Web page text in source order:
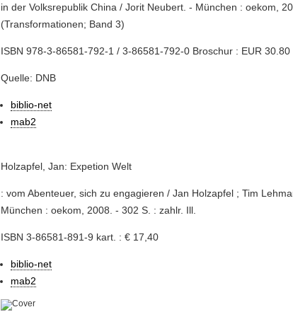
in der Volksrepublik China / Jorit Neubert. - München : oekom,
(Transformationen; Band 3)
ISBN 978-3-86581-792-1 / 3-86581-792-0 Broschur : EUR 30.80
Quelle: DNB
biblio-net
mab2
Holzapfel, Jan: Expetion Welt
: vom Abenteuer, sich zu engagieren / Jan Holzapfel ; Tim
München : oekom, 2008. - 302 S. : zahlr. Ill.
ISBN 3-86581-891-9 kart. : € 17,40
biblio-net
mab2